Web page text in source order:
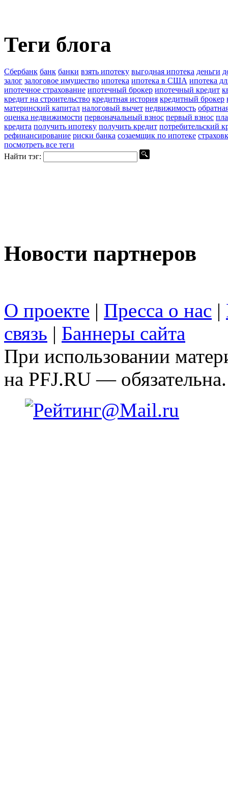
Теги блога
Сбербанк банк банки взять ипотеку выгодная ипотека деньги
залог залоговое имущество ипотека ипотека в США ипотека
ипотечное страхование ипотечный брокер ипотечный кредит
кредит на строительство кредитная история кредитный брокер
материнский капитал налоговый вычет недвижимость
оценка недвижимости первоначальный взнос первый взнос
кредита получить ипотеку получить кредит потребительский
рефинансирование риски банка созаемщик по ипотеке
посмотреть все теги
Найти тэг:
Новости партнеров
О проекте | Пресса о нас |
связь | Баннеры сайта
При использовании
на PFJ.RU — обязательна.